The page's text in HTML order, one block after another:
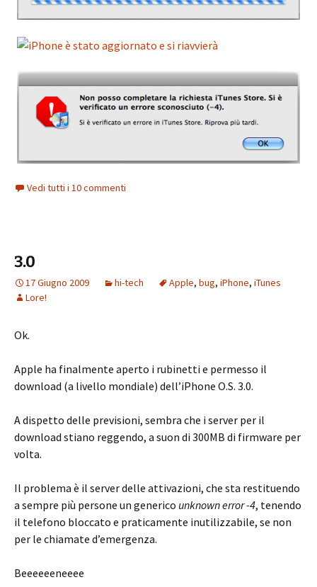
Vedi tutti i 10 commenti
3.0
17 Giugno 2009 hi-tech Apple, bug, iPhone, iTunes
Lore!
Ok.
Apple ha finalmente aperto i rubinetti e permesso il
download (a livello mondiale) dell’iPhone O.S. 3.0.
A dispetto delle previsioni, sembra che i server per il
download stiano reggendo, a suon di 300MB di firmware per
volta.
Il problema è il server delle attivazioni, che sta restituendo
a sempre più persone un generico unknown error -4, tenendo
il telefono bloccato e praticamente inutilizzabile, se non
per le chiamate d’emergenza.
Beeeeeeneeee